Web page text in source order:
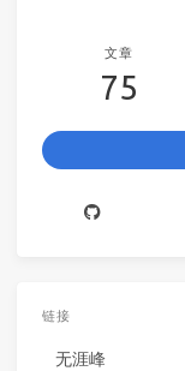
文章
75
链接
无涯峰